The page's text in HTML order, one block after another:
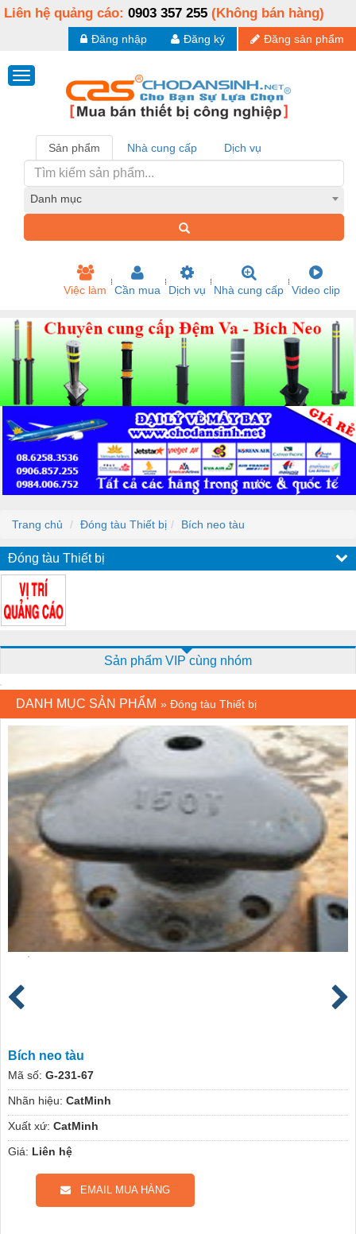
Liên hệ quảng cáo: 0903 357 255 (Không bán hàng)
Đăng sản phẩm
Đăng ký
Đăng nhập
Sản phẩm Nhà cung cấp Dịch vụ
Danh mục
Việc làm Cần mua Dịch vụ Nhà cung cấp Video clip
Trang chủ Đóng tàu Thiết bị Bích neo tàu
Đóng tàu Thiết bị
Sản phẩm VIP cùng nhóm
DANH MỤC SẢN PHẨM » Đóng tàu Thiết bị
Bích neo tàu
Mã số: G-231-67
Nhãn hiệu: CatMinh
Xuất xứ: CatMinh
Giá: Liên hệ
EMAIL MUA HÀNG